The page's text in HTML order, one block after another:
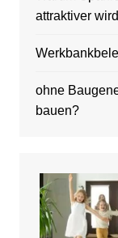
attraktiver wird
ohne
bauen?